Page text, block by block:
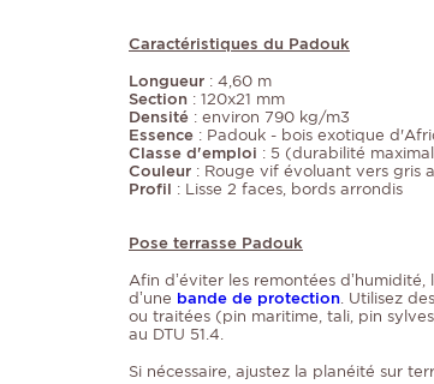
Caractéristiques du Padouk
Longueur : 4,60 m
Section : 120x21 mm
Densité : environ 790 kg/m3
Essence : Padouk - bois exotique
Classe d'emploi : 5 (durabilité
Couleur : Rouge vif évoluant vers gris
Profil : Lisse 2 faces, bords arrondis
Pose terrasse Padouk
Afin d’éviter les remontées
d’une bande de protection. Utilisez des
ou traitées (pin maritime, tali, pin
au DTU 51.4.
Si nécessaire, ajustez la planéité sur